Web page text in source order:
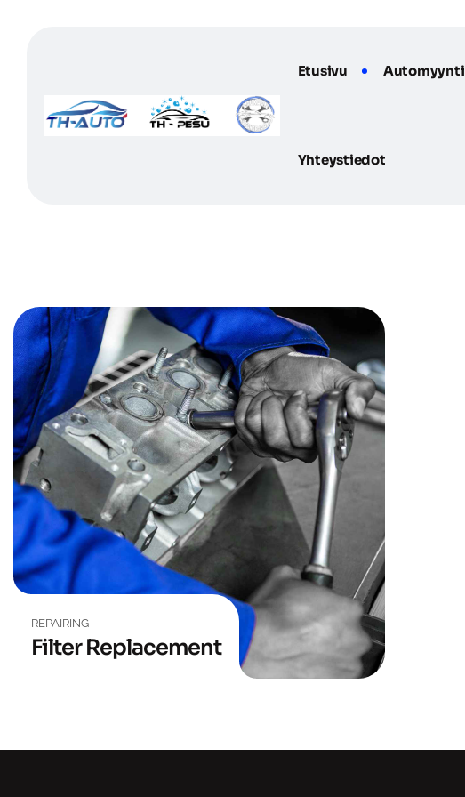
Etusivu Automyynti
Yhteystiedot
REPAIRING
Filter Replacement